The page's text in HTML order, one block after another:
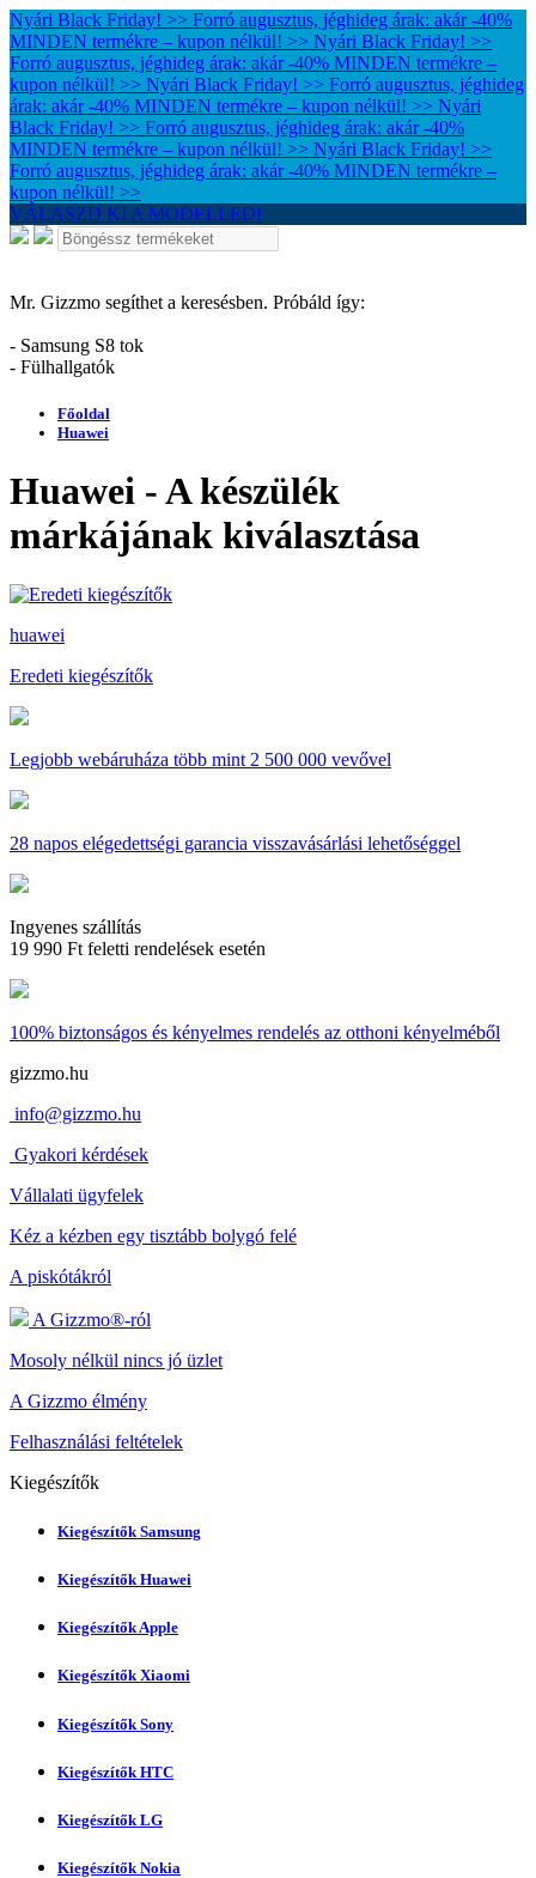
Nyári Black Friday! >> Forró augusztus, jéghideg árak: akár -40%
MINDEN termékre – kupon nélkül! >> Nyári Black Friday! >>
Forró augusztus, jéghideg árak: akár -40% MINDEN termékre –
kupon nélkül! >> Nyári Black Friday! >> Forró augusztus, jéghideg
árak: akár -40% MINDEN termékre – kupon nélkül! >> Nyári
Black Friday! >> Forró augusztus, jéghideg árak: akár -40%
MINDEN termékre – kupon nélkül! >> Nyári Black Friday! >>
Forró augusztus, jéghideg árak: akár -40% MINDEN termékre –
kupon nélkül! >>
VÁLASZD KI A MODELLED!
Mr. Gizzmo segíthet a keresésben. Próbáld így:
- Samsung S8 tok
- Fülhallgatók
Főoldal
Huawei
Huawei - A készülék
márkájának kiválasztása
huawei
Eredeti kiegészítők
Legjobb webáruháza több mint 2 500 000 vevővel
28 napos elégedettségi garancia visszavásárlási lehetőséggel
Ingyenes szállítás
19 990 Ft feletti rendelések esetén
100% biztonságos és kényelmes rendelés az otthoni kényelméből
gizzmo.hu
info@gizzmo.hu
Gyakori kérdések
Vállalati ügyfelek
Kéz a kézben egy tisztább bolygó felé
A piskótákról
A Gizzmo®-ról
Mosoly nélkül nincs jó üzlet
A Gizzmo élmény
Felhasználási feltételek
Kiegészítők
Kiegészítők Samsung
Kiegészítők Huawei
Kiegészítők Apple
Kiegészítők Xiaomi
Kiegészítők Sony
Kiegészítők HTC
Kiegészítők LG
Kiegészítők Nokia